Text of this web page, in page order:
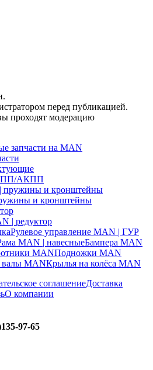
перед публикацией.
проходят модерацию
запчасти на MAN
КПП/АКПП
пружины и кронштейны
и кронштейны
| редуктор
Рулевое управление MAN | ГУР
MAN | навесныеБампера MAN
MANПодножки MAN
валы MANКрылья на колёса MAN
соглашениеДоставка
О компании
97-65